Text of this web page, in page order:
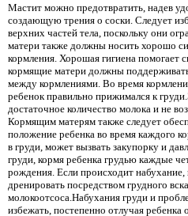
Мастит можно предотвратить, надев
создающую трения о соски. Следует
верхних частей тела, поскольку они
матери также должны носить хорошо
кормления. Хорошая гигиена помогает
кормящие матери должны
между кормлениями. Во время
ребенок правильно прижимался к
достаточное количество молока и не
Кормящим матерям также следует
положение ребенка во время каждого
в груди, может вызвать закупорку и
груди, кормя ребенка грудью каждые
рождения. Если происходит
дренировать посредством грудного
молокоотсоса.Набухания груди и
избежать, постепенно отлучая